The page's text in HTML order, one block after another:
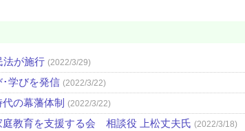
法が施行 (2022/3/29)
学びを発信 (2022/3/22)
の幕藩体制 (2022/3/22)
教育を支援する会 相談役 上松丈夫氏 (2022/3/18)